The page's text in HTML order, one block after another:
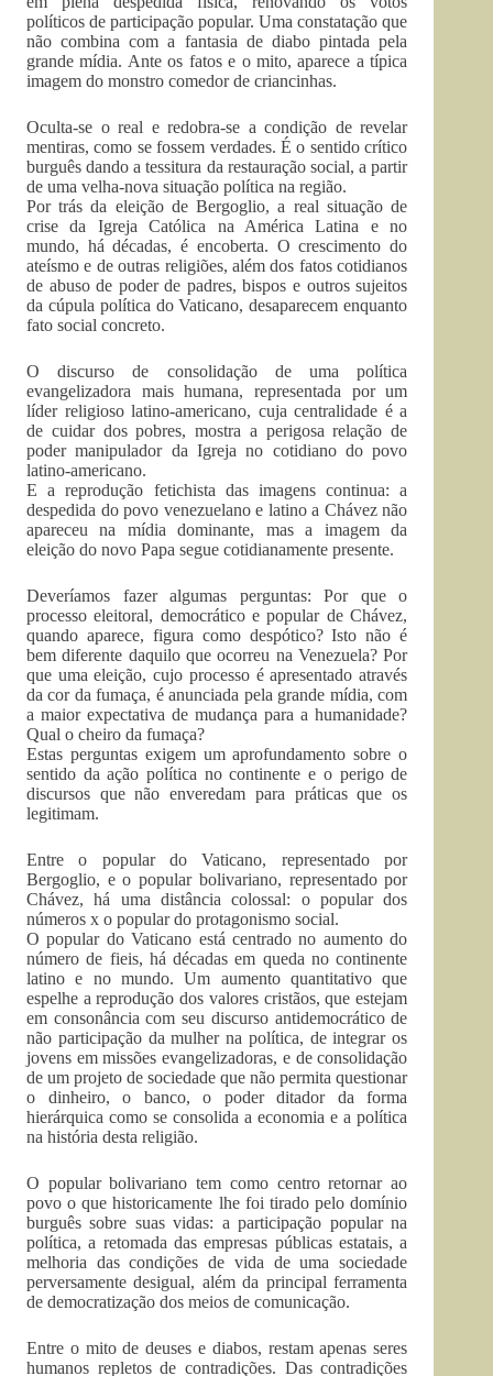
políticos de participação popular. Uma constatação que
não combina com a fantasia de diabo pintada pela
grande mídia. Ante os fatos e o mito, aparece a típica
imagem do monstro comedor de criancinhas.
Oculta-se o real e redobra-se a condição de revelar
mentiras, como se fossem verdades. É o sentido crítico
burguês dando a tessitura da restauração social, a partir
de uma velha-nova situação política na região.
Por trás da eleição de Bergoglio, a real situação de
crise da Igreja Católica na América Latina e no
mundo, há décadas, é encoberta. O crescimento do
ateísmo e de outras religiões, além dos fatos cotidianos
de abuso de poder de padres, bispos e outros sujeitos
da cúpula política do Vaticano, desaparecem enquanto
fato social concreto.
O discurso de consolidação de uma política
evangelizadora mais humana, representada por um
líder religioso latino-americano, cuja centralidade é a
de cuidar dos pobres, mostra a perigosa relação de
poder manipulador da Igreja no cotidiano do povo
latino-americano.
E a reprodução fetichista das imagens continua: a
despedida do povo venezuelano e latino a Chávez não
apareceu na mídia dominante, mas a imagem da
eleição do novo Papa segue cotidianamente presente.
Deveríamos fazer algumas perguntas: Por que o
processo eleitoral, democrático e popular de Chávez,
quando aparece, figura como despótico? Isto não é
bem diferente daquilo que ocorreu na Venezuela? Por
que uma eleição, cujo processo é apresentado através
da cor da fumaça, é anunciada pela grande mídia, com
a maior expectativa de mudança para a humanidade?
Qual o cheiro da fumaça?
Estas perguntas exigem um aprofundamento sobre o
sentido da ação política no continente e o perigo de
discursos que não enveredam para práticas que os
legitimam.
Entre o popular do Vaticano, representado por
Bergoglio, e o popular bolivariano, representado por
Chávez, há uma distância colossal: o popular dos
números x o popular do protagonismo social.
O popular do Vaticano está centrado no aumento do
número de fieis, há décadas em queda no continente
latino e no mundo. Um aumento quantitativo que
espelhe a reprodução dos valores cristãos, que estejam
em consonância com seu discurso antidemocrático de
não participação da mulher na política, de integrar os
jovens em missões evangelizadoras, e de consolidação
de um projeto de sociedade que não permita questionar
o dinheiro, o banco, o poder ditador da forma
hierárquica como se consolida a economia e a política
na história desta religião.
O popular bolivariano tem como centro retornar ao
povo o que historicamente lhe foi tirado pelo domínio
burguês sobre suas vidas: a participação popular na
política, a retomada das empresas públicas estatais, a
melhoria das condições de vida de uma sociedade
perversamente desigual, além da principal ferramenta
de democratização dos meios de comunicação.
Entre o mito de deuses e diabos, restam apenas seres
humanos repletos de contradições. Das contradições